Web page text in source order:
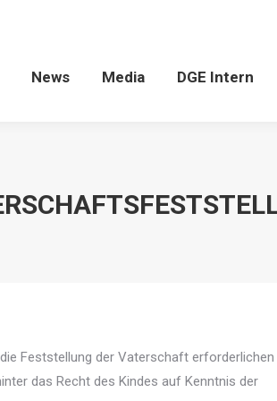
News Media DGE Intern
Feststellung der Vaterschaft erforderlichen
das Recht des Kindes auf Kenntnis der